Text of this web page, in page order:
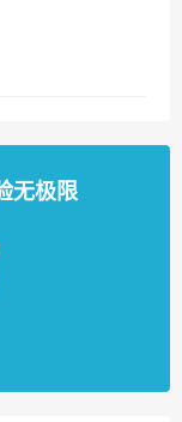
无极限